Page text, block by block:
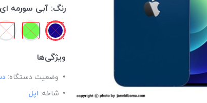
رنگ: آبی سورمه ای
ویژگی‌ها
وضعیت دستگاه:
شاخه: اپل